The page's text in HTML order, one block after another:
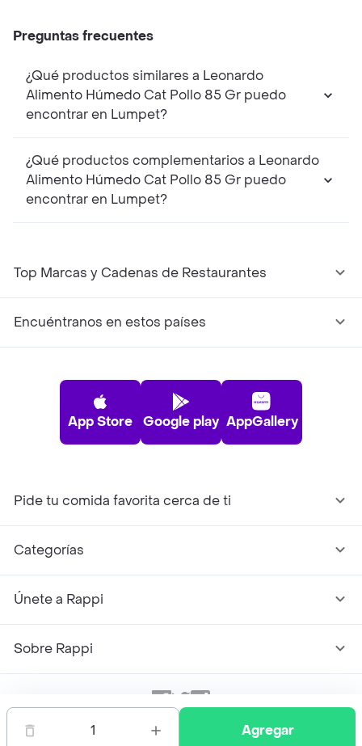
1 Agregar
Preguntas frecuentes
¿Qué productos similares a Leonardo
Alimento Húmedo Cat Pollo 85 Gr puedo
encontrar en Lumpet?
¿Qué productos complementarios a Leonardo
Alimento Húmedo Cat Pollo 85 Gr puedo
encontrar en Lumpet?
Top Marcas y Cadenas de Restaurantes
Encuéntranos en estos países
App Store Google play AppGallery
Pide tu comida favorita cerca de ti
Categorías
Únete a Rappi
Sobre Rappi
Facebook
TwitterInstagram
2026 Rappi Inc. All rights reserved.